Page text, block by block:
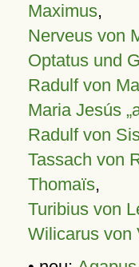
Maximus,
Nerveus von
Optatus und
Radulf von
Maria Jesús
Radulf von
Tassach von
Thomaïs,
Turibius von
Wilicarus von